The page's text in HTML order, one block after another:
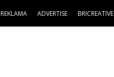
REKLAMA ADVERTISE BRICREATIVE